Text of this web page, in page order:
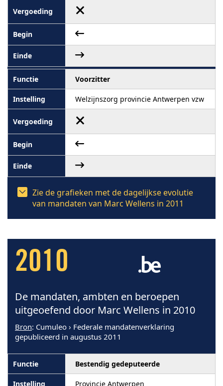
Voorzitter
Welzijnszorg provincie Antwerpen vzw
Zie de grafieken met de dagelijkse evolutie
van mandaten van Marc Wellens in 2011
2010
De mandaten, ambten en beroepen
uitgeoefend door Marc Wellens in 2010
Bron: Cumuleo › Federale mandatenverklaring
gepubliceerd in augustus 2011
Bestendig gedeputeerde
Provincie Antwerpen